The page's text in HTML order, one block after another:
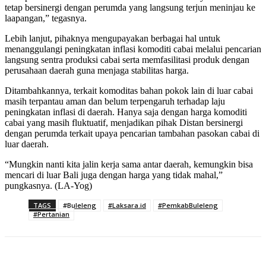
tetap bersinergi dengan perumda yang langsung terjun meninjau ke
laapangan,” tegasnya.
Lebih lanjut, pihaknya mengupayakan berbagai hal untuk
menanggulangi peningkatan inflasi komoditi cabai melalui pencarian
langsung sentra produksi cabai serta memfasilitasi produk dengan
perusahaan daerah guna menjaga stabilitas harga.
Ditambahkannya, terkait komoditas bahan pokok lain di luar cabai
masih terpantau aman dan belum terpengaruh terhadap laju
peningkatan inflasi di daerah. Hanya saja dengan harga komoditi
cabai yang masih fluktuatif, menjadikan pihak Distan bersinergi
dengan perumda terkait upaya pencarian tambahan pasokan cabai di
luar daerah.
“Mungkin nanti kita jalin kerja sama antar daerah, kemungkin bisa
mencari di luar Bali juga dengan harga yang tidak mahal,”
pungkasnya. (LA-Yog)
TAGS #Buleleng #Laksara.id
#PemkabBuleleng
#Pertanian